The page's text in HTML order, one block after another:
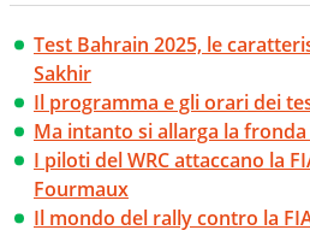
Test Bahrain 2025, le
Sakhir
Il programma e gli orari dei
Ma intanto si allarga la
I piloti del WRC attaccano la
Fourmaux
Il mondo del rally contro la